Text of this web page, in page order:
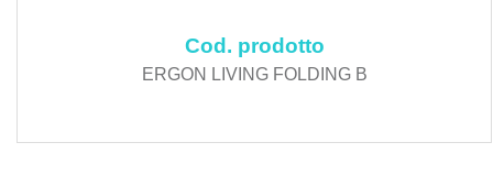
Cod. prodotto
ERGON LIVING FOLDING B